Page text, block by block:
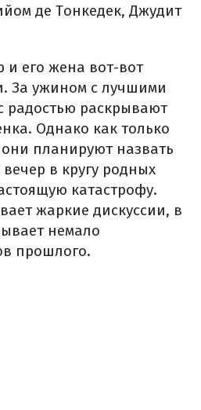
де Тонкедек, Джудит
его жена вот-вот
За ужином с лучшими
радостью раскрывают
Однако как только
планируют назвать
в кругу родных
катастрофу.
жаркие дискуссии, в
немало
прошлого.